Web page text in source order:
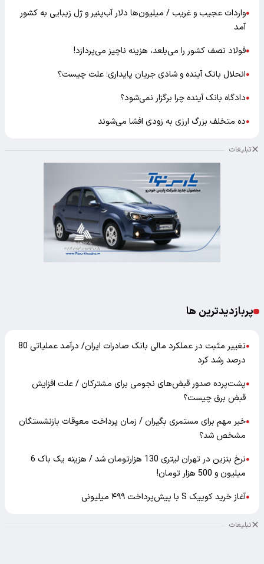
●واردات عجیب و غریب / میلیون‌ها دلار آب‌پنیر و ژل زیبایی به کشور
آمد
●فولاد نصف کشور را می‌بلعد، هزینه ناچیز می‌پردازد!
●انحلال بانک آینده و شادی جریان پایداری؛ علت چیست؟
●دادگاه بانک آینده چرا برگزار نمی‌شود؟
●ده متخلف بزرگ ارزی به زودی افشا می‌شوند
تبلیغات
پربازدیدترین ها
●
تغییر مثبت در عملکرد مالی بانک صادرات ایران/ درآمد عملیاتی 80
درصد رشد کرد
●پشت‌پرده صدور قبض‌های نجومی برای مشترکان / علت افزایش
قبض برق چیست؟
●خبر مهم برای مستمری بگیران / زمان پرداخت معوقات بازنشستگان
مشخص شد؟
●
نرخ بنزین در تهران لیتری 130 هزارتومان شد / هزینه یک باک 6
میلیون و 500 هزار تومان!
●آغاز خرید کوییک S با پیش‌پرداخت ۴۹۹ میلیونی
تبلیغات